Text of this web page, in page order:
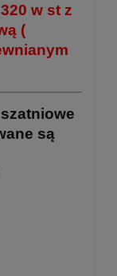
w st z
(
są